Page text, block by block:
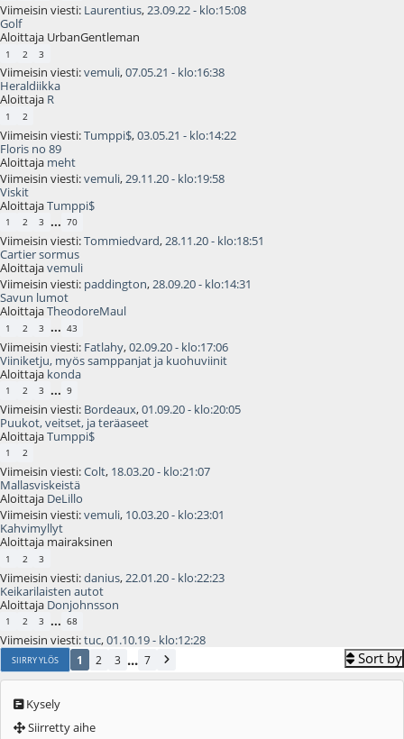
Viimeisin viesti: Laurentius,23.09.22 - klo:15:08
Golf
Aloittaja UrbanGentleman
1 2 3
Viimeisin viesti:vemuli,07.05.21 - klo:16:38
Heraldiikka
Aloittaja R
1 2
Viimeisin viesti:Tumppi$,03.05.21 - klo:14:22
Floris no 89
Aloittaja meht
Viimeisin viesti:vemuli,29.11.20 - klo:19:58
Viskit
AloittajaTumppi$
1 2 3 ... 70
Viimeisin viesti:Tommiedvard,28.11.20 - klo:18:51
Cartier sormus
Aloittajavemuli
Viimeisin viesti: paddington,28.09.20 - klo:14:31
Savun lumot
AloittajaTheodoreMaul
1 2 3 ... 43
Viimeisin viesti: Fatlahy,02.09.20 - klo:17:06
Viiniketju, myös samppanjat ja kuohuviinit
Aloittaja konda
1 2 3 ... 9
Viimeisin viesti: Bordeaux,01.09.20 - klo:20:05
Puukot, veitset, ja teräaseet
AloittajaTumppi$
1 2
Viimeisin viesti:Colt, 18.03.20 - klo:21:07
Mallasviskeistä
Aloittaja DeLillo
Viimeisin viesti:vemuli, 10.03.20 - klo:23:01
Kahvimyllyt
Aloittaja mairaksinen
1 2 3
Viimeisin viesti:danius,22.01.20 - klo:22:23
Keikarilaisten autot
Aloittaja Donjohnsson
1 2 3 ... 68
Viimeisin viesti:tuc,01.10.19 - klo:12:28
SIIRRY YLÖS 1 2 3 ... 7 Sort by
Kysely
Siirretty aihe